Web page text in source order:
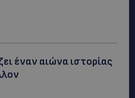
έναν αιώνα ιστορίας